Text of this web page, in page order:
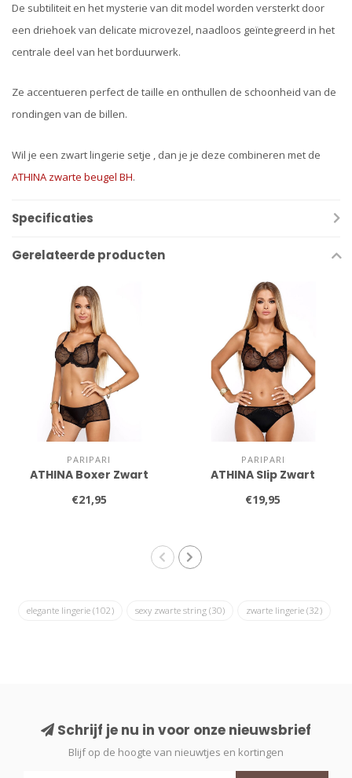
De subtiliteit en het mysterie van dit model worden versterkt door
een driehoek van delicate microvezel, naadloos geïntegreerd in het
centrale deel van het borduurwerk.
Ze accentueren perfect de taille en onthullen de schoonheid van de
rondingen van de billen.
Wil je een zwart lingerie setje , dan je je deze combineren met de
ATHINA zwarte beugel BH.
Specificaties
Gerelateerde producten
PARIPARI
ATHINA Boxer Zwart
€21,95
PARIPARI
ATHINA Slip Zwart
€19,95
elegante lingerie (102) sexy zwarte string (30) zwarte lingerie (32)
Schrijf je nu in voor onze nieuwsbrief
Blijf op de hoogte van nieuwtjes en kortingen